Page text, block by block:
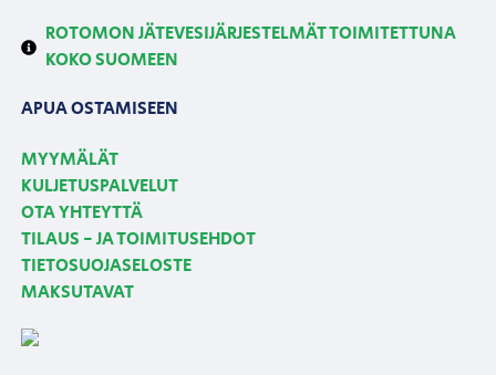
ROTOMON JÄTEVESIJÄRJESTELMÄT TOIMITETTUNA
KOKO SUOMEEN
APUA OSTAMISEEN
MYYMÄLÄT
KULJETUSPALVELUT
OTA YHTEYTTÄ
TILAUS - JA TOIMITUSEHDOT
TIETOSUOJASELOSTE
MAKSUTAVAT